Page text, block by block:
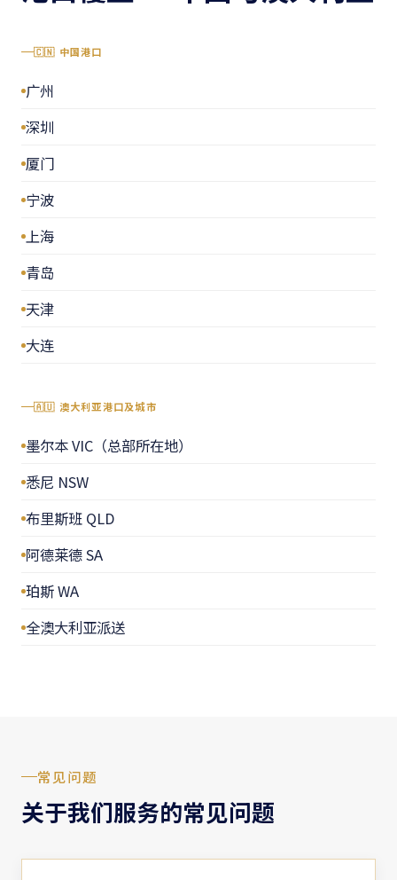
🇨🇳 中国港口
广州
深圳
厦门
宁波
上海
青岛
天津
大连
🇦🇺 澳大利亚港口及城市
墨尔本 VIC（总部所在地）
悉尼 NSW
布里斯班 QLD
阿德莱德 SA
珀斯 WA
全澳大利亚派送
常见问题
关于我们服务的常见问题